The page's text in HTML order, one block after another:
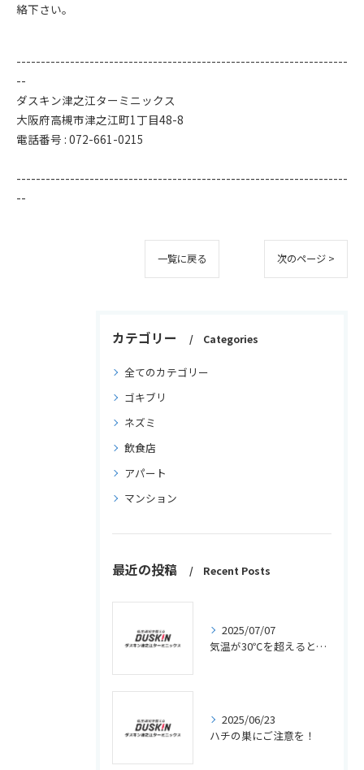
絡下さい。
--------------------------------------------------------------------
--
ダスキン津之江ターミニックス
大阪府高槻市津之江町1丁目48-8
電話番号 : 072-661-0215
--------------------------------------------------------------------
--
一覧に戻る 次のページ >
カテゴリー Categories
全てのカテゴリー
ゴキブリ
ネズミ
飲食店
アパート
マンション
最近の投稿 Recent Posts
2025/07/07
気温が30℃を超えるとゴキブリはどうする？
2025/06/23
ハチの巣にご注意を！